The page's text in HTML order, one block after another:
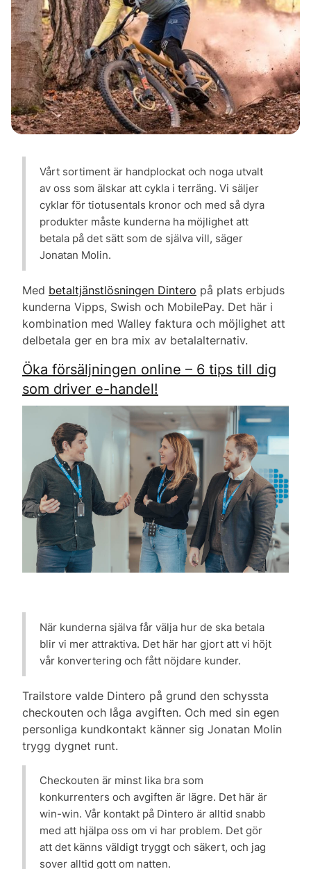
Vårt sortiment är handplockat och noga utvalt
av oss som älskar att cykla i terräng. Vi säljer
cyklar för tiotusentals kronor och med så dyra
produkter måste kunderna ha möjlighet att
betala på det sätt som de själva vill, säger
Jonatan Molin.
Med betaltjänstlösningen Dintero på plats erbjuds
kunderna Vipps, Swish och MobilePay. Det här i
kombination med Walley faktura och möjlighet att
delbetala ger en bra mix av betalalternativ.
Öka försäljningen online – 6 tips till dig
som driver e-handel!
När kunderna själva får välja hur de ska betala
blir vi mer attraktiva. Det här har gjort att vi höjt
vår konvertering och fått nöjdare kunder.
Trailstore valde Dintero på grund den schyssta
checkouten och låga avgiften. Och med sin egen
personliga kundkontakt känner sig Jonatan Molin
trygg dygnet runt.
Checkouten är minst lika bra som
konkurrenters och avgiften är lägre. Det här är
win-win. Vår kontakt på Dintero är alltid snabb
med att hjälpa oss om vi har problem. Det gör
att det känns väldigt tryggt och säkert, och jag
sover alltid gott om natten.